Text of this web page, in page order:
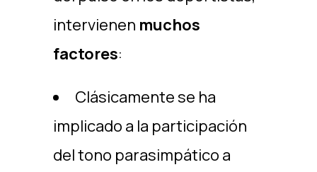
intervienen muchos
factores:
Clásicamente se ha
implicado a la participación
del tono parasimpático a